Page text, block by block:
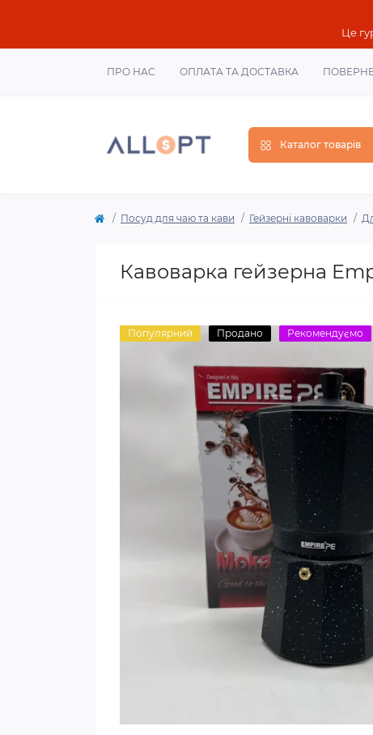
Це
ПРО НАС ОПЛАТА ТА ДОСТАВКА
Каталог товарів
Посуд для чаю та кави Гейзерні кавоварки
Кавоварка гейзерна
Популярний Продано Рекомендуємо